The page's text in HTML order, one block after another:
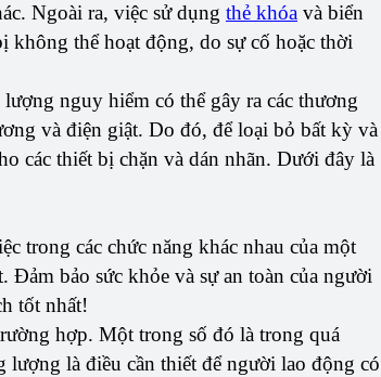
Ngoài ra, việc sử dụng thẻ khóa và biển
không thể hoạt động, do sự cố hoặc thời
nguy hiểm có thể gây ra các thương
và điện giật. Do đó, để loại bỏ bất kỳ và
các thiết bị chặn và dán nhãn. Dưới đây là
trong các chức năng khác nhau của một
bảo sức khỏe và sự an toàn của người
tốt nhất!
hợp. Một trong số đó là trong quá
là điều cần thiết để người lao động có